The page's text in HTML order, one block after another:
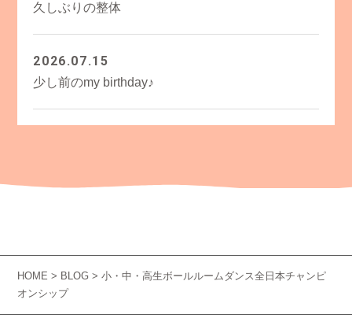
久しぶりの整体
2026.07.15
少し前のmy birthday♪
HOME> BLOG > 小・中・高生ボールルームダンス全日本チャンピ
オンシップ